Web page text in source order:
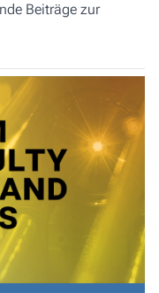
Beiträge zur